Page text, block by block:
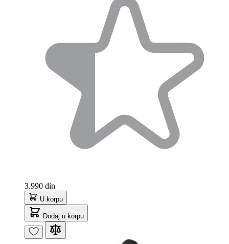
3.990 din
U korpu
Dodaj u korpu